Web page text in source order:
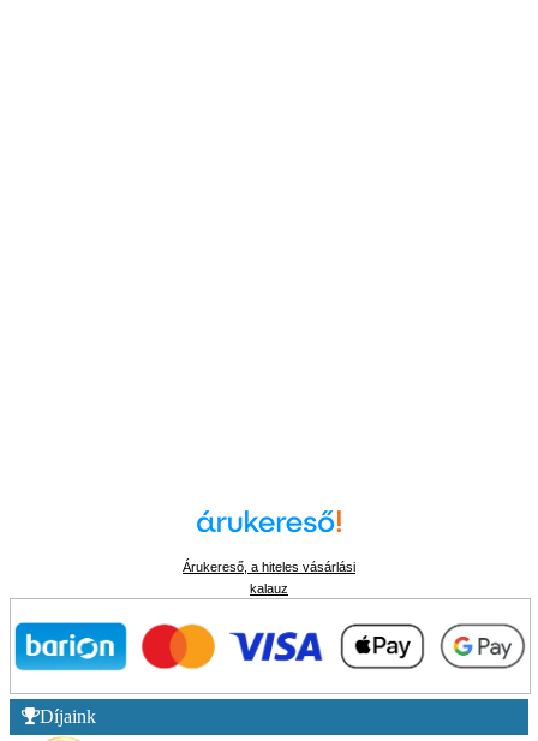
Árukereső, a hiteles vásárlási
kalauz
Díjaink